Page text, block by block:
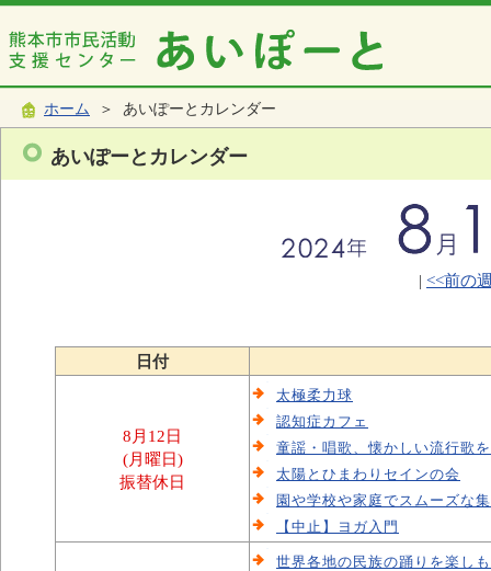
ホーム ＞ あいぽーとカレンダー
あいぽーとカレンダー
| <<前の
日付
8月12日
(月曜日)
振替休日
太極柔力球
認知症カフェ
童謡・唱歌、懐かしい流行歌
太陽とひまわりセインの会
園や学校や家庭でスムーズな
【中止】ヨガ入門
世界各地の民族の踊りを楽し